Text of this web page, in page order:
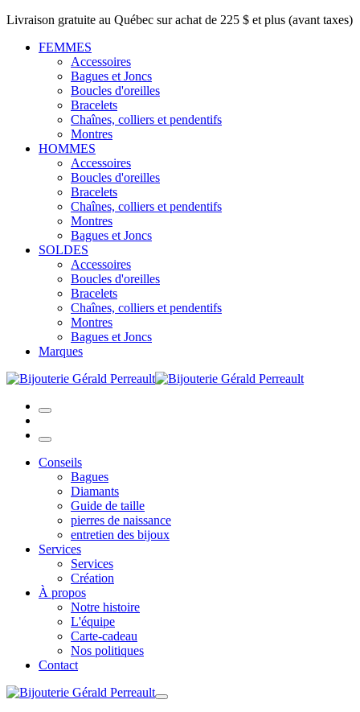
Livraison gratuite au Québec sur achat de 225 $ et plus (avant taxes)
FEMMES
Accessoires
Bagues et Joncs
Boucles d'oreilles
Bracelets
Chaînes, colliers et pendentifs
Montres
HOMMES
Accessoires
Boucles d'oreilles
Bracelets
Chaînes, colliers et pendentifs
Montres
Bagues et Joncs
SOLDES
Accessoires
Boucles d'oreilles
Bracelets
Chaînes, colliers et pendentifs
Montres
Bagues et Joncs
Marques
Conseils
Bagues
Diamants
Guide de taille
pierres de naissance
entretien des bijoux
Services
Services
Création
À propos
Notre histoire
L'équipe
Carte-cadeau
Nos politiques
Contact